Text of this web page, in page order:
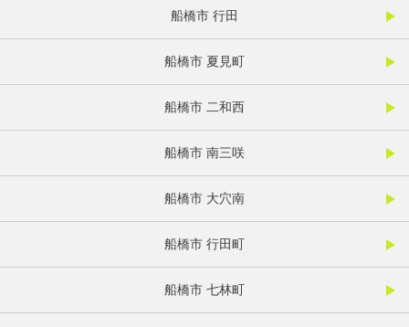
船橋市 行田
船橋市 夏見町
船橋市 二和西
船橋市 南三咲
船橋市 大穴南
船橋市 行田町
船橋市 七林町